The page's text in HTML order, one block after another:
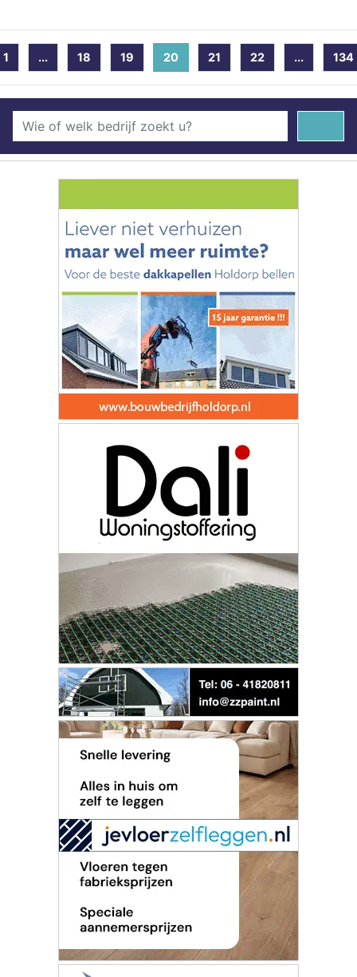
1 ... 18 19 20 (current)
21 22 ... 134